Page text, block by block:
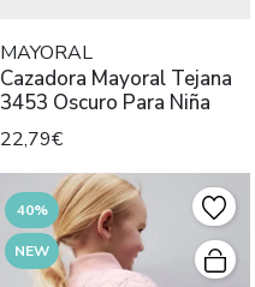
MAYORAL
Cazadora Mayoral Tejana
3453 Oscuro Para Niña
22,79€
40%
NEW